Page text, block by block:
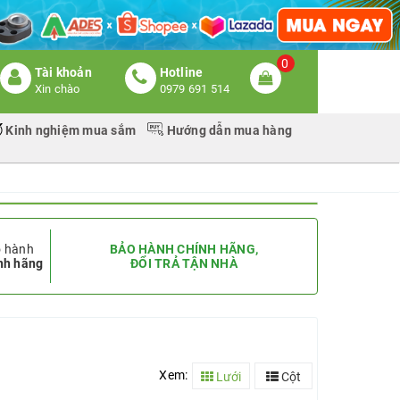
Tài khoản
Xin chào
Hotline
0979 691 514
0
Kinh nghiệm mua sắm Hướng dẫn mua hàng
hành
hãng
BẢO HÀNH CHÍNH HÃNG,
ĐỔI TRẢ TẬN NHÀ
Xem: Lưới Cột